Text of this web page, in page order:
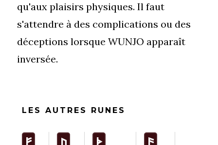
qu'aux plaisirs physiques. Il faut
s'attendre à des complications ou des
déceptions lorsque WUNJO apparaît
inversée.
LES AUTRES RUNES
F
U
T
a